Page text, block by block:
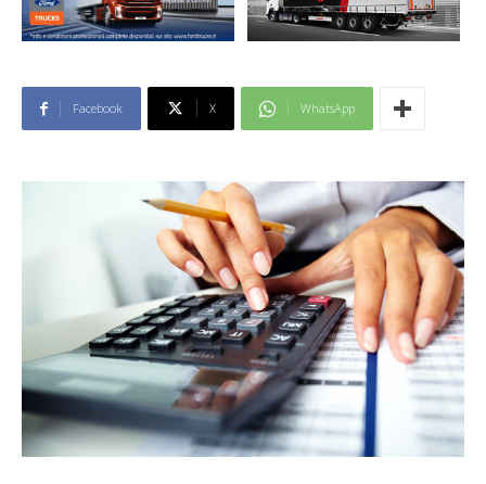
Facebook X WhatsApp